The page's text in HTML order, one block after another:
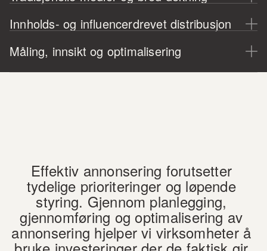
Innholds- og influencerdrevet distribusjon
Måling, innsikt og optimalisering
Effektiv annonsering forutsetter
tydelige prioriteringer og løpende
styring. Gjennom planlegging,
gjennomføring og optimalisering av
annonsering hjelper vi virksomheter å